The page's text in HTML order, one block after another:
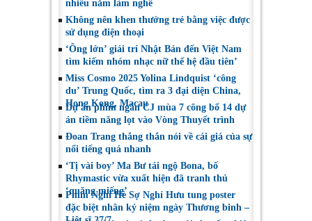
nhiều năm làm nghề
Không nên khen thưởng trẻ bằng việc được
sử dụng điện thoại
‘Ông lớn’ giải trí Nhật Bản đến Việt Nam
tìm kiếm nhóm nhạc nữ thế hệ đầu tiên’
Miss Cosmo 2025 Yolina Lindquist ‘công
du’ Trung Quốc, tìm ra 3 đại diện China,
Hong Kong, Macau
Dự án phim ngắn CJ mùa 7 công bố 14 dự
án tiềm năng lọt vào Vòng Thuyết trình
Đoan Trang thẳng thắn nói về cái giá của sự
nổi tiếng quá nhanh
‘Tị vài boy’ Ma Bư tái ngộ Bona, bố
Rhymastic vừa xuất hiện đã tranh thủ
‘quăng miếng’
Phim Nghỉ Hè Sợ Nghỉ Hưu tung poster
đặc biệt nhân kỷ niệm ngày Thương binh –